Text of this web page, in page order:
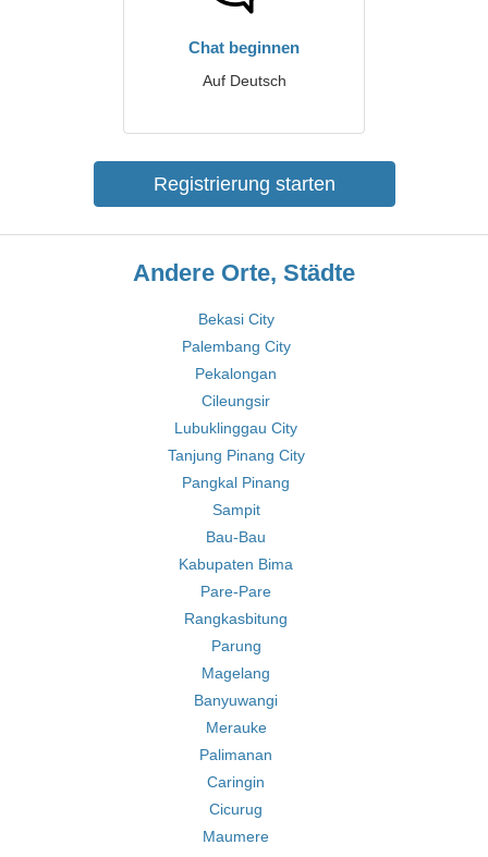
Chat beginnen
Auf Deutsch
Registrierung starten
Andere Orte, Städte
Bekasi City
Palembang City
Pekalongan
Cileungsir
Lubuklinggau City
Tanjung Pinang City
Pangkal Pinang
Sampit
Bau-Bau
Kabupaten Bima
Pare-Pare
Rangkasbitung
Parung
Magelang
Banyuwangi
Merauke
Palimanan
Caringin
Cicurug
Maumere